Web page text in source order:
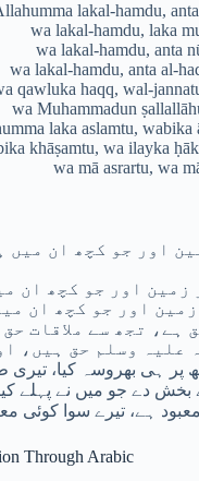
lakal-hamdu,
wa lakal-hamdu, laka
wa lakal-hamdu, anta
wa lakal-hamdu, anta al-
qawluka haqq, wal-
wa Muhammadun
laka aslamtu, wabika
khāṣamtu, wa ilayka
wa mā asrartu, wa
اور جو کچھ ان میں
اور جو کچھ ان
اور جو کچھ ان
وسلم حق ہیں،
ہے، تیرے سوا کوئی
Through Arabic